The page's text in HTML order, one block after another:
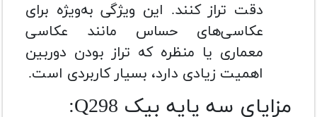
دقت تراز کنند. این ویژگی به‌ویژه برای
عکاسی‌های حساس مانند عکاسی
معماری یا منظره که تراز بودن دوربین
اهمیت زیادی دارد، بسیار کاربردی است.
مزایای سه پایه بیک Q298: